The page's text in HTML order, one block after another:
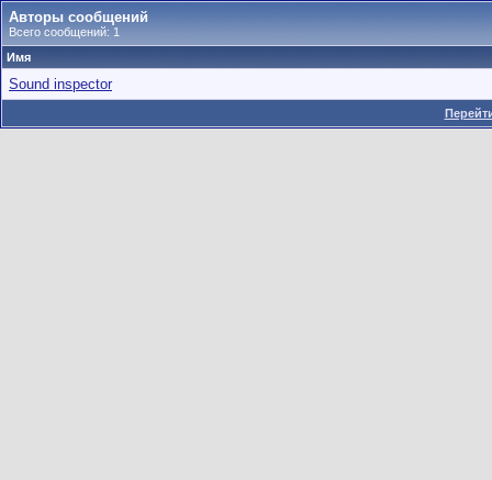
Авторы сообщений
Всего сообщений: 1
Имя
Sound inspector